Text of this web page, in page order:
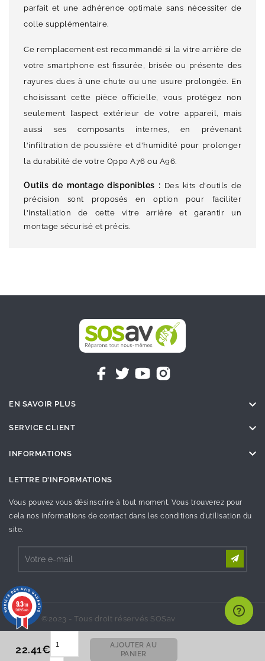
22.41€
AJOUTER AU
PANIER
parfait et une adhérence optimale sans nécessiter de
colle supplémentaire.
Ce remplacement est recommandé si la vitre arrière de
votre smartphone est fissurée, brisée ou présente des
rayures dues à une chute ou une usure prolongée. En
choisissant cette pièce officielle, vous protégez non
seulement l’aspect extérieur de votre appareil, mais
aussi ses composants internes, en prévenant
l'infiltration de poussière et d'humidité pour prolonger
la durabilité de votre Oppo A76 ou A96.
Outils de montage disponibles : Des kits d'outils de
précision sont proposés en option pour faciliter
l'installation de cette vitre arrière et garantir un
montage sécurisé et précis.
EN SAVOIR PLUS 
SERVICE CLIENT 
INFORMATIONS 
LETTRE D'INFORMATIONS
Vous pouvez vous désinscrire à tout moment. Vous trouverez pour
cela nos informations de contact dans les conditions d'utilisation du
site.
©2023 - Tous droit réservés SOSav
9.3/10
26995 avis